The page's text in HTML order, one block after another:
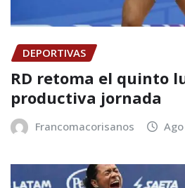
DEPORTIVAS
RD retoma el quinto
productiva jornada
Francomacorisanos